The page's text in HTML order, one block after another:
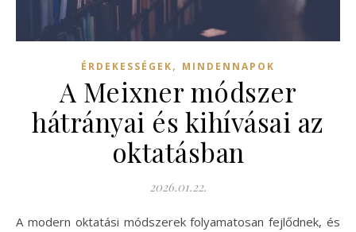
ÉRDEKESSÉGEK, MINDENNAPOK
A Meixner módszer
hátrányai és kihívásai az
oktatásban
2026.01.22.
A modern oktatási módszerek folyamatosan fejlődnek, és